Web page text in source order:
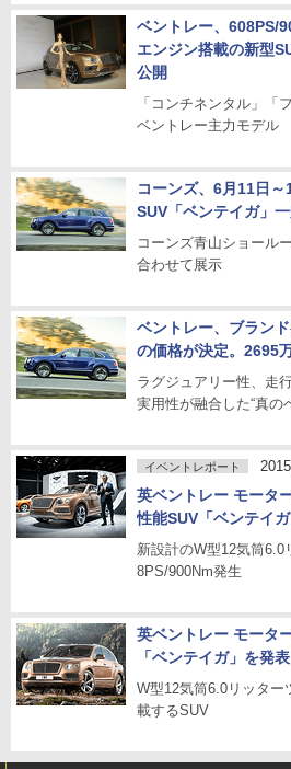
ベントレー、608PS/
エンジン搭載の新型
公開
「コンチネンタル」「
ベントレー主力モデル
コーンズ、6月11日
SUV「ベンテイガ」
コーンズ青山ショール
合わせて展示
ベントレー、ブラン
の価格が決定。2695
ラグジュアリー性、走
実用性が融合した“真の
イベントレポート
英ベントレー モータ
性能SUV「ベンテイ
新設計のW型12気筒6.0
8PS/900Nm発生
英ベントレー モータ
「ベンテイガ」を発表
W型12気筒6.0リッター
載するSUV